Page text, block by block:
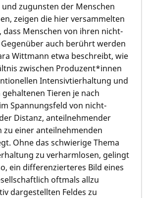
zugunsten der Menschen
zeigen die hier versammelten
dass Menschen von ihren nicht-
auch berührt werden
Wittmann etwa beschreibt, wie
zwischen Produzent*innen
Intensivtierhaltung und
Tieren je nach
Spannungsfeld von nicht-
Distanz, anteilnehmender
zu einer anteilnehmenden
Ohne das schwierige Thema
zu verharmlosen, gelingt
ein differenzierteres Bild eines
oftmals allzu
dargestellten Feldes zu